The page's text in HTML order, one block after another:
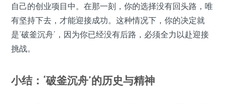
自己的创业项目中。在那一刻，你的选择没有回头路，唯
有坚持下去，才能迎接成功。这种情况下，你的决定就
是‘破釜沉舟’，因为你已经没有后路，必须全力以赴迎接
挑战。
小结：‘破釜沉舟’的历史与精神